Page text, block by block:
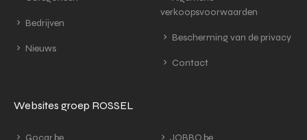
Bedrijven
Nieuws
verkoopsvoorwaarden
Bescherming van de privacy
Contact
Websites groep ROSSEL
Gocar.be JOBBO.be